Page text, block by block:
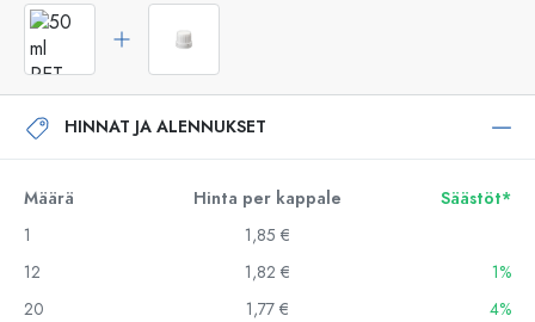
HINNAT JA ALENNUKSET
Määrä Hinta per kappale
Säästöt*
1
1,85 €
12
1,82 €
1%
20
1,77 €
4%